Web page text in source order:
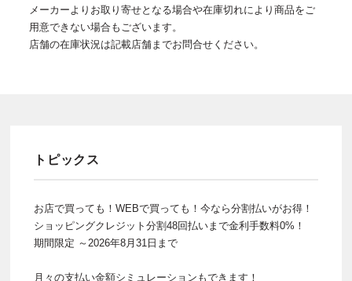
メーカーよりお取り寄せとなる場合や在庫切れにより商品をご
用意できない場合もございます。
店舗の在庫状況は記載店舗までお問合せください。
トピックス
お店で買っても！WEBで買っても！今なら分割払いがお得！
ショッピングクレジット分割48回払いまで金利手数料0%！
期間限定 ～2026年8月31日まで
月々の支払い金額シミュレーションもできます！